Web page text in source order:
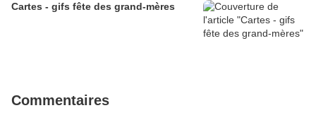
Cartes - gifs fête des grand-mères
Commentaires